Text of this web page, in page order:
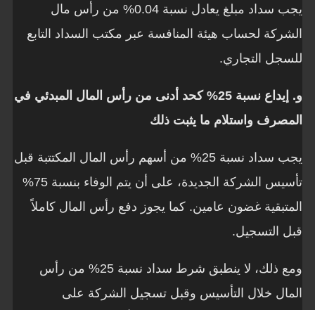
يجب سداد مبلغ يعادل نسبة 0.04% من رأس مال
الشركة لحساب هيئة المنافسة عبر مكتب السداد التابع
للسجل التجاري.
و. إيداع نسبة 25% كحد أدنى من رأس المال المبدئي في
المصرف واستلام ما يثبت ذلك
يجب سداد نسبة 25% من أسهم رأس المال المكتتبة قبل
تأسيس الشركة الجديدة، على أن يتم الوفاء بنسبة 75%
المتبقية غضون عامين. كما يجوز دفع رأس المال كاملاً
قبل التسجيل.
ومع ذلك، لا ينطبق شرط سداد نسبة 25% من رأس
المال خلال التأسيس وقبل تسجيل الشركة على